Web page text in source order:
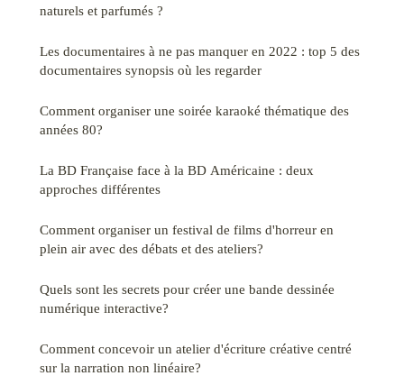
naturels et parfumés ?
Les documentaires à ne pas manquer en 2022 : top 5 des
documentaires synopsis où les regarder
Comment organiser une soirée karaoké thématique des
années 80?
La BD Française face à la BD Américaine : deux
approches différentes
Comment organiser un festival de films d'horreur en
plein air avec des débats et des ateliers?
Quels sont les secrets pour créer une bande dessinée
numérique interactive?
Comment concevoir un atelier d'écriture créative centré
sur la narration non linéaire?